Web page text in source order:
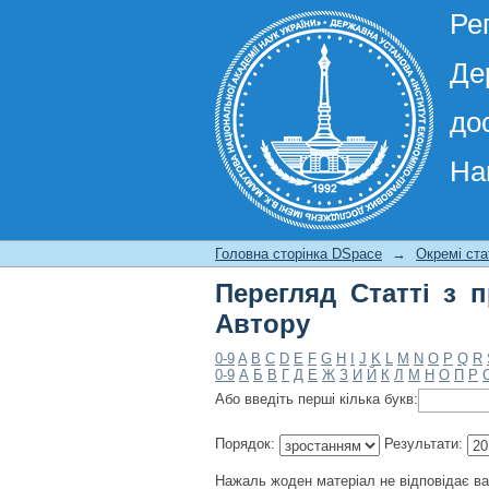
Перегляд Статті з
Головна сторінка DSpace → Окремі
Перегляд Статті з
Автору
0-9 A B C D E F G H J K L M N O P Q R
0-9 А Б В Г Д Е Ж З И Й К Л М Н О П Р
Або введіть перші кілька букв:
Порядок: Результати:
Нажаль жоден матеріал не відповідає